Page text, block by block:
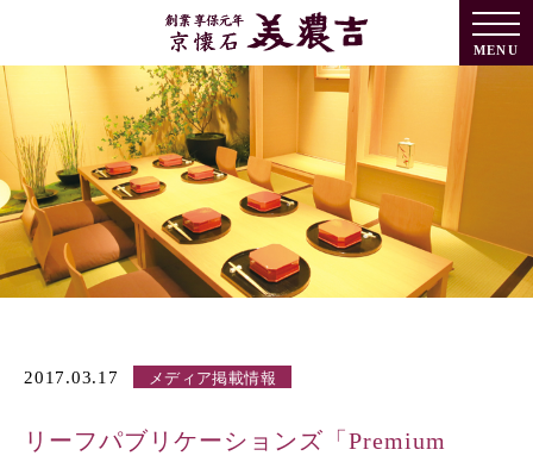
MENU
2017.03.17 メディア掲載情報
リーフパブリケーションズ「Premium